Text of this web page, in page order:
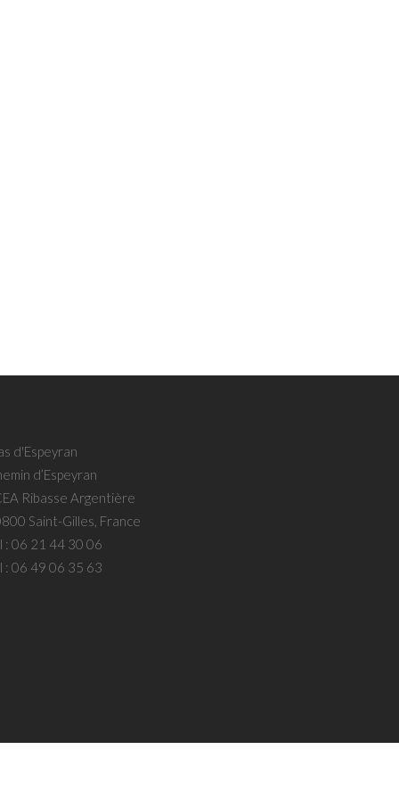
d'Espeyran
d’Espeyran
Ribasse Argentière
Saint-Gilles, France
:06 21 44 30 06
:06 49 06 35 63